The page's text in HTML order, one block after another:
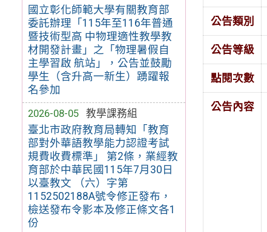
國立彰化師範大學有關教育部
委託辦理「115年至116年普通
暨技術型高 中物理適性教學教
材開發計畫」之「物理暑假自
主學習啟 航站」，公告並鼓勵
學生（含升高一新生）踴躍報
名參加
2026-08-05
教學課務組
臺北市政府教育局轉知「教育
部對外華語教學能力認證考試
規費收費標準」 第2條，業經教
育部於中華民國115年7月30日
以臺教文 （六）字第
1152502188A號令修正發布，
檢送發布令影本及修正條文各1
份
公告類別
公告等級
點閱次數
公告內容